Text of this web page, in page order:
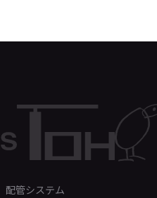
配管システム